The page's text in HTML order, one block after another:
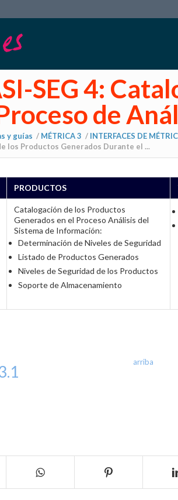
SEG 4:
de
y guías / MÉTRICA 3 / INTERFACES DE
los Productos Generados Durante el ...
PRODUCTOS
Catalogación de los Productos
Generados en el Proceso Análisis del
Sistema de Información:
Determinación de Niveles de Seguridad
Listado de Productos Generados
Niveles de Seguridad de los Productos
Soporte de Almacenamiento
arriba